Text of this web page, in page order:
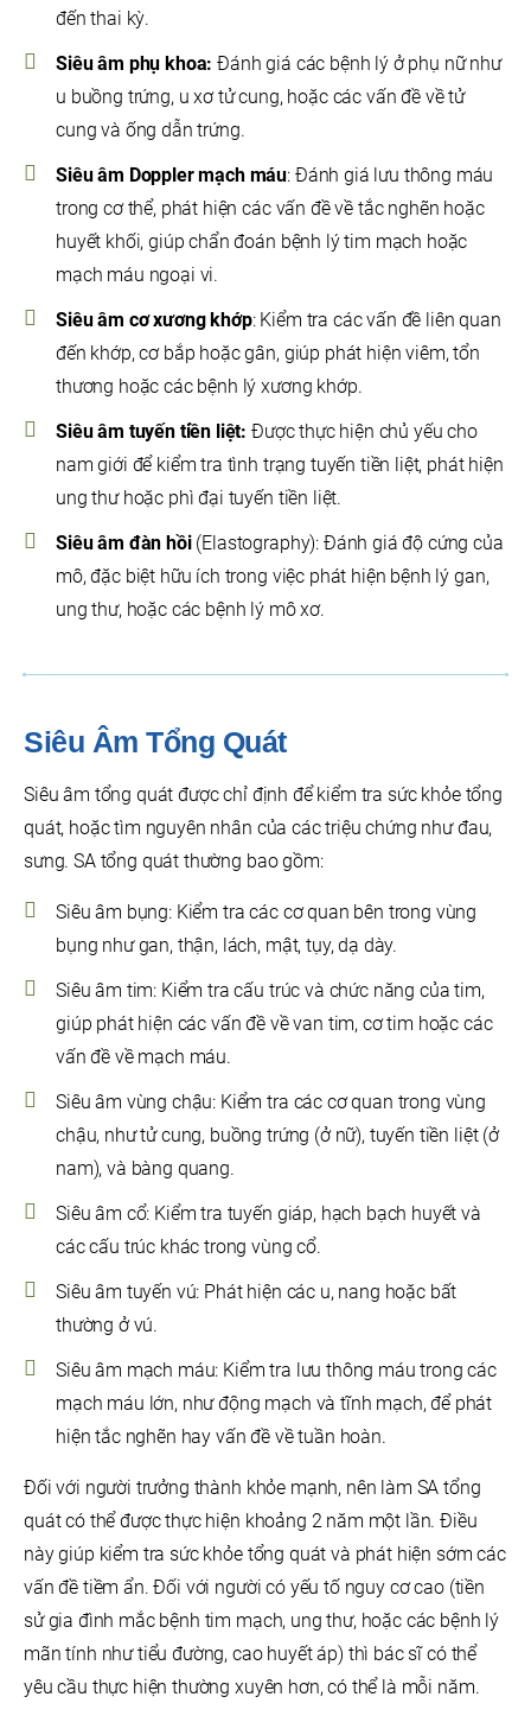
đến thai kỳ.
Siêu âm phụ khoa: Đánh giá các bệnh lý ở phụ nữ như
u buồng trứng, u xơ tử cung, hoặc các vấn đề về tử
cung và ống dẫn trứng.
Siêu âm Doppler mạch máu: Đánh giá lưu thông máu
trong cơ thể, phát hiện các vấn đề về tắc nghẽn hoặc
huyết khối, giúp chẩn đoán bệnh lý tim mạch hoặc
mạch máu ngoại vi.
Siêu âm cơ xương khớp: Kiểm tra các vấn đề liên quan
đến khớp, cơ bắp hoặc gân, giúp phát hiện viêm, tổn
thương hoặc các bệnh lý xương khớp.
Siêu âm tuyến tiền liệt: Được thực hiện chủ yếu cho
nam giới để kiểm tra tình trạng tuyến tiền liệt, phát hiện
ung thư hoặc phì đại tuyến tiền liệt.
Siêu âm đàn hồi(Elastography): Đánh giá độ cứng của
mô, đặc biệt hữu ích trong việc phát hiện bệnh lý gan,
ung thư, hoặc các bệnh lý mô xơ.
Siêu Âm Tổng Quát
Siêu âm tổng quát được chỉ định để kiểm tra sức khỏe tổng
quát, hoặc tìm nguyên nhân của các triệu chứng như đau,
sưng. SA tổng quát thường bao gồm:
Siêu âm bụng: Kiểm tra các cơ quan bên trong vùng
bụng như gan, thận, lách, mật, tụy, dạ dày.
Siêu âm tim: Kiểm tra cấu trúc và chức năng của tim,
giúp phát hiện các vấn đề về van tim, cơ tim hoặc các
vấn đề về mạch máu.
Siêu âm vùng chậu: Kiểm tra các cơ quan trong vùng
chậu, như tử cung, buồng trứng (ở nữ), tuyến tiền liệt (ở
nam), và bàng quang.
Siêu âm cổ: Kiểm tra tuyến giáp, hạch bạch huyết và
các cấu trúc khác trong vùng cổ.
Siêu âm tuyến vú: Phát hiện các u, nang hoặc bất
thường ở vú.
Siêu âm mạch máu: Kiểm tra lưu thông máu trong các
mạch máu lớn, như động mạch và tĩnh mạch, để phát
hiện tắc nghẽn hay vấn đề về tuần hoàn.
Đối với người trưởng thành khỏe mạnh, nên làm SA tổng
quát có thể được thực hiện khoảng 2 năm một lần. Điều
này giúp kiểm tra sức khỏe tổng quát và phát hiện sớm các
vấn đề tiềm ẩn. Đối với người có yếu tố nguy cơ cao (tiền
sử gia đình mắc bệnh tim mạch, ung thư, hoặc các bệnh lý
mãn tính như tiểu đường, cao huyết áp) thì bác sĩ có thể
yêu cầu thực hiện thường xuyên hơn, có thể là mỗi năm.